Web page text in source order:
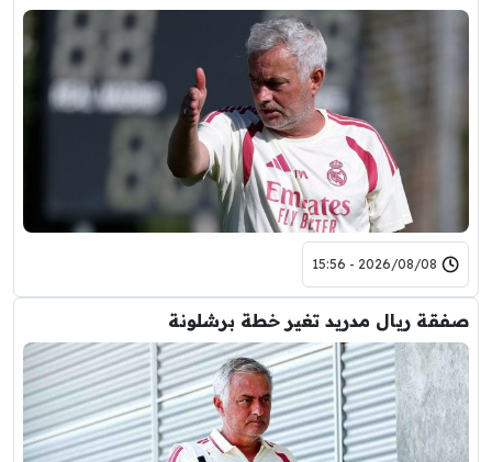
2026/08/08 - 15:56
صفقة ريال مدريد تغير خطة برشلونة